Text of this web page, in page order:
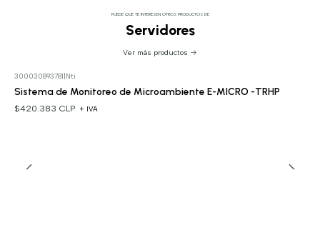
PUEDE QUE TE INTERESEN OTROS PRODUCTOS DE
Servidores
Ver más productos
300030893781 Nti
Sistema de Monitoreo de Microambiente E-MICRO -TRHP
$420.383 CLP + IVA